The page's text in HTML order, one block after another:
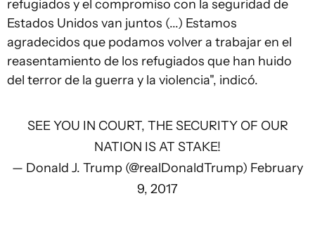
refugiados y el compromiso con la seguridad de
Estados Unidos van juntos (...) Estamos
agradecidos que podamos volver a trabajar en el
reasentamiento de los refugiados que han huido
del terror de la guerra y la violencia", indicó.
SEE YOU IN COURT, THE SECURITY OF OUR
NATION IS AT STAKE!
— Donald J. Trump (@realDonaldTrump) February
9, 2017